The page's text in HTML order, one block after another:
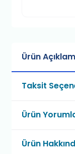
Ürün
Taksit
Ürün
Ürün